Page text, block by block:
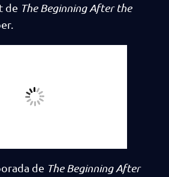
de The Beginning After the
de The Beginning After